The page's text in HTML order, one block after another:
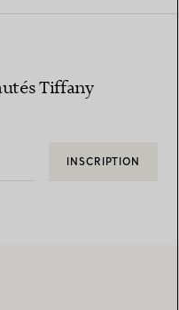
Tiffany
INSCRIPTION